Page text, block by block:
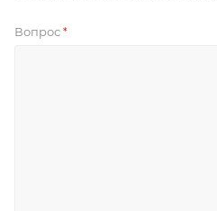
Вопрос *